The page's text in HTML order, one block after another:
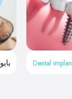
Dental